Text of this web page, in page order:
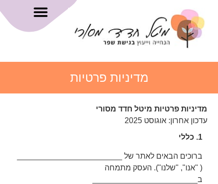
מדיניות פרטיות
מדיניות פרטיות מיטל חדד מסורי
עדכון אחרון: אוגוסט 2025
1. כללי
ברוכים הבאים לאתר של ________________________
( "אנו", "שלנו"). העסק מתמחה
ב________________________